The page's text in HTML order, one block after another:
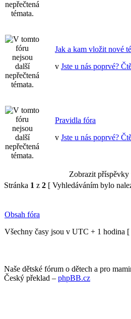
Jak a kam vložit nové
v Jste u nás poprvé?
Pravidla fóra
v Jste u nás poprvé?
Zobrazit příspěvky
Stránka 1 z 2 [ Vyhledáváním bylo
Obsah fóra
Všechny časy jsou v UTC + 1 hodina
Naše dětské fórum o dětech a pro
Český překlad – phpBB.cz